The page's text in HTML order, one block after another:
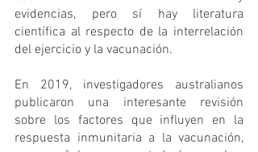
evidencias, pero sí hay literatura
científica al respecto de la interrelación
del ejercicio y la vacunación.
En 2019, investigadores australianos
publicaron una interesante revisión
sobre los factores que influyen en la
respuesta inmunitaria a la vacunación,